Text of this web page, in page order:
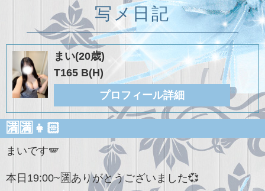
写メ日記
まい(20歳)
T165 B(H)
プロフィール詳細
🈵🈵👧🏻‎
まいです🪽‪
本日19:00~🈵ありがとうございました💞